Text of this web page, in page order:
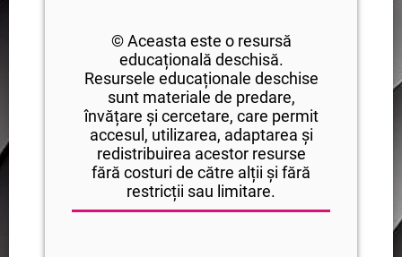
© Aceasta este o resursă
educațională deschisă.
Resursele educaționale deschise
sunt materiale de predare,
învățare și cercetare, care permit
accesul, utilizarea, adaptarea și
redistribuirea acestor resurse
fără costuri de către alții și fără
restricții sau limitare.